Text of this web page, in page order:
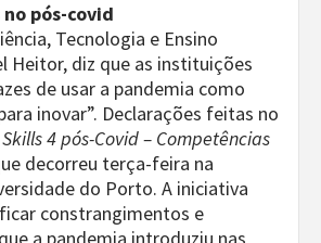
pós-covid
Tecnologia e Ensino
Heitor, diz que as instituições
de usar a pandemia como
inovar”. Declarações feitas no
Skills 4 pós-Covid – Competências
decorreu terça-feira na
do Porto. A iniciativa
constrangimentos e